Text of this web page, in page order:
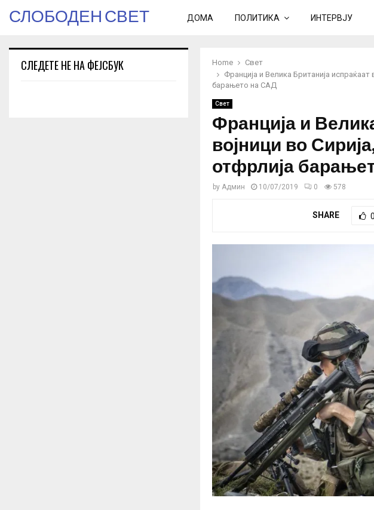
СЛОБОДЕН СВЕТ ДОМА ПОЛИТИКА ИНТЕРВЈУ
Home
Свет
Франција и Велика Британија испраќаат
барањето на САД
Свет
Франција и
војници во
отфрлија
by Админ 10/07/2019 0 578
SHARE 0
СЛЕДЕТЕ НЕ НА ФЕЈСБУК